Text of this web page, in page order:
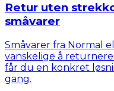
Retur uten
småvarer
Småvarer fra Normal
vanskelige å
får du en konkret
gang.